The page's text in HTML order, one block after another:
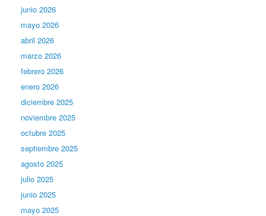
junio 2026
mayo 2026
abril 2026
marzo 2026
febrero 2026
enero 2026
diciembre 2025
noviembre 2025
octubre 2025
septiembre 2025
agosto 2025
julio 2025
junio 2025
mayo 2025